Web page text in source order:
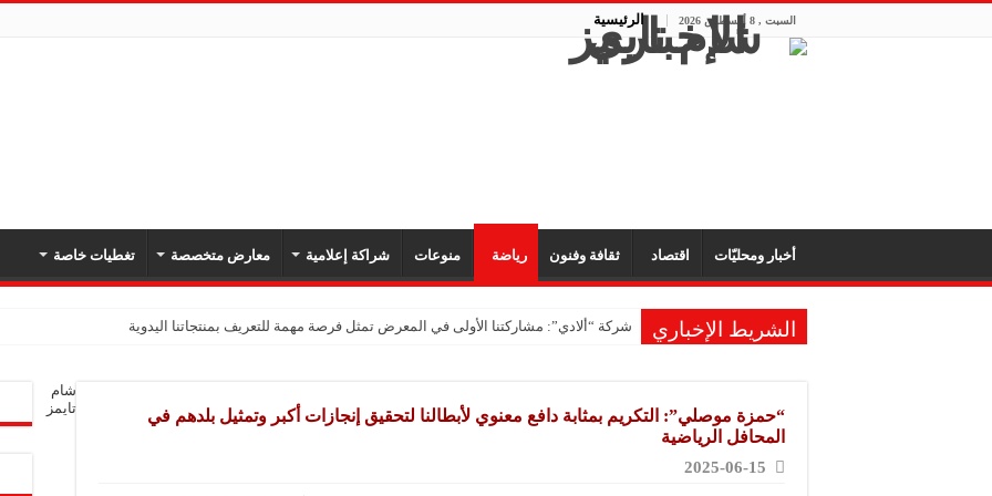
السبت , 8 أغسطس 2026 الرئيسية
أخبار ومحليّات اقتصاد ثقافة وفنون رياضة منوعات شراكة إعلامية معارض متخصصة تغطيات خاصة
الشريط الإخباري شركة “ألادي”: مشاركتنا الأولى في المعرض تمثل فرصة مهمة للتعريف بمنتجاتنا اليدوية
مشروع “رونق مهنا”: المعارض فرصة لتعريف المستهلك بالمنتجات المحلية ودعم المشاريع الصغيرة
“حمزة موصلي”: التكريم بمثابة دافع معنوي لأبطالنا لتحقيق إنجازات أكبر وتمثيل بلدهم في
المحافل الرياضية
2025-06-15
شام
تايمز